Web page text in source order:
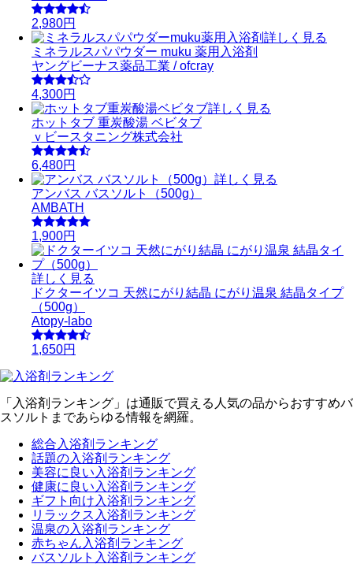
2,980円
詳しく見る
ミネラルスパパウダー muku 薬用入浴剤
ヤングビーナス薬品工業 / ofcray
4,300円
詳しく見る
ホットタブ 重炭酸湯 ベビタブ
ｖビースタニング株式会社
6,480円
詳しく見る
アンバス バスソルト（500g）
AMBATH
1,900円
詳しく見る
ドクターイツコ 天然にがり結晶 にがり温泉 結晶タイプ
（500g）
Atopy-labo
1,650円
「入浴剤ランキング」は通販で買える人気の品からおすすめバ
スソルトまであらゆる情報を網羅。
総合入浴剤ランキング
話題の入浴剤ランキング
美容に良い入浴剤ランキング
健康に良い入浴剤ランキング
ギフト向け入浴剤ランキング
リラックス入浴剤ランキング
温泉の入浴剤ランキング
赤ちゃん入浴剤ランキング
バスソルト入浴剤ランキング